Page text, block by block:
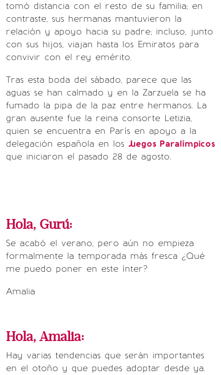
tomó distancia con el resto de su familia; en
contraste, sus hermanas mantuvieron la
relación y apoyo hacia su padre; incluso, junto
con sus hijos, viajan hasta los Emiratos para
convivir con el rey emérito.
Tras esta boda del sábado, parece que las
aguas se han calmado y en la Zarzuela se ha
fumado la pipa de la paz entre hermanos. La
gran ausente fue la reina consorte Letizia,
quien se encuentra en París en apoyo a la
delegación española en los Juegos Paralímpicos
que iniciaron el pasado 28 de agosto.
Hola, Gurú:
Se acabó el verano, pero aún no empieza
formalmente la temporada más fresca ¿Qué
me puedo poner en este ínter?
Amalia
Hola, Amalia:
Hay varias tendencias que serán importantes
en el otoño y que puedes adoptar desde ya.